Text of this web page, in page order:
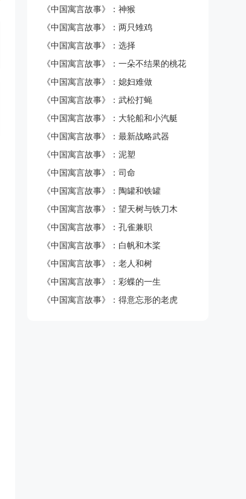
《中国寓言故事》：神猴
《中国寓言故事》：两只雉鸡
《中国寓言故事》：选择
《中国寓言故事》：一朵不结果的桃花
《中国寓言故事》：媳妇难做
《中国寓言故事》：武松打蝇
《中国寓言故事》：大轮船和小汽艇
《中国寓言故事》：最新战略武器
《中国寓言故事》：泥塑
《中国寓言故事》：司命
《中国寓言故事》：陶罐和铁罐
《中国寓言故事》：望天树与铁刀木
《中国寓言故事》：孔雀兼职
《中国寓言故事》：白帆和木桨
《中国寓言故事》：老人和树
《中国寓言故事》：彩蝶的一生
《中国寓言故事》：得意忘形的老虎